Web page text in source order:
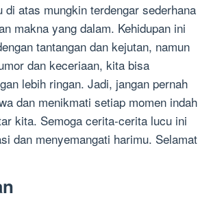
atas mungkin terdengar sederhana
makna yang dalam. Kehidupan ini
tantangan dan kejutan, namun
dan keceriaan, kita bisa
lebih ringan. Jadi, jangan pernah
dan menikmati setiap momen indah
kita. Semoga cerita-cerita lucu ini
dan menyemangati harimu. Selamat